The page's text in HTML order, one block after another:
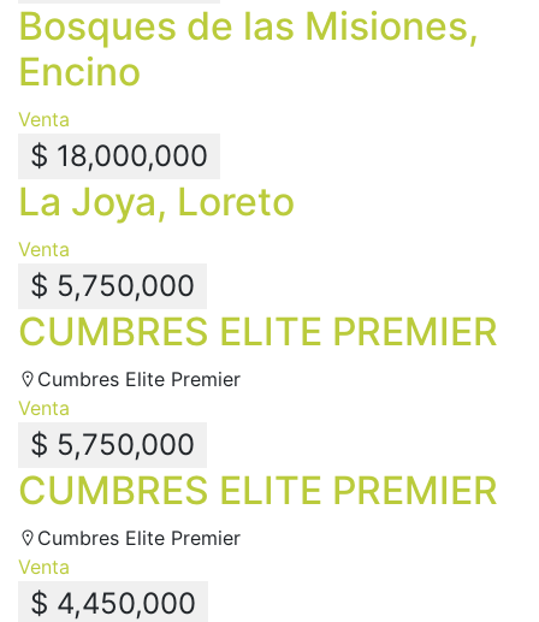
Bosques de las Misiones,
Encino
Venta
$ 18,000,000
La Joya, Loreto
Venta
$ 5,750,000
CUMBRES ELITE PREMIER
Cumbres Elite Premier
Venta
$ 5,750,000
CUMBRES ELITE PREMIER
Cumbres Elite Premier
Venta
$ 4,450,000